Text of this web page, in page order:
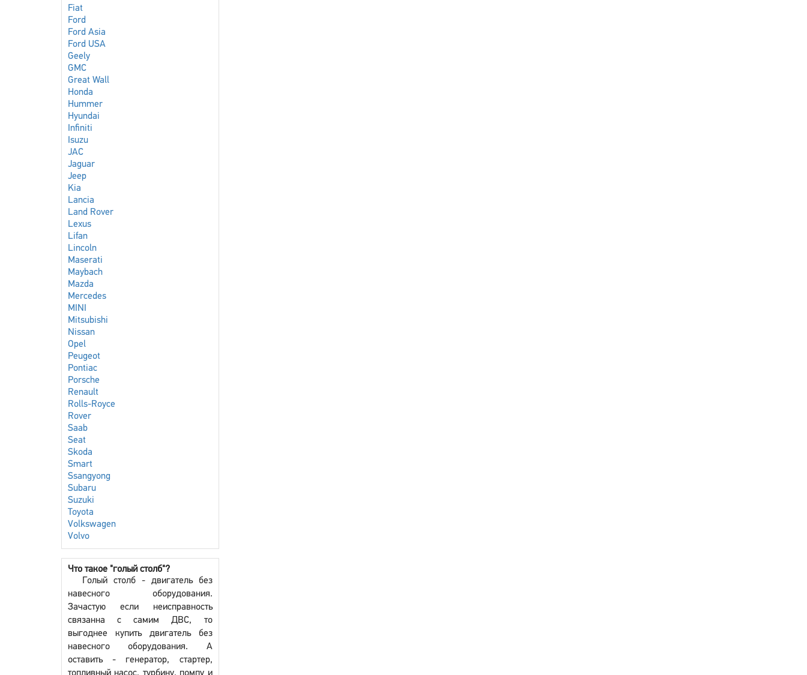
Fiat
Ford
Ford Asia
Ford USA
Geely
GMC
Great Wall
Honda
Hummer
Hyundai
Infiniti
Isuzu
JAC
Jaguar
Jeep
Kia
Lancia
Land Rover
Lexus
Lifan
Lincoln
Maserati
Maybach
Mazda
Mercedes
MINI
Mitsubishi
Nissan
Opel
Peugeot
Pontiac
Porsche
Renault
Rolls-Royce
Rover
Saab
Seat
Skoda
Smart
Ssangyong
Subaru
Suzuki
Toyota
Volkswagen
Volvo
Что такое "голый столб"?
Голый столб - двигатель без
навесного оборудования.
Зачастую если неисправность
связанна с самим ДВС, то
выгоднее купить двигатель без
навесного оборудования. А
оставить - генератор, стартер,